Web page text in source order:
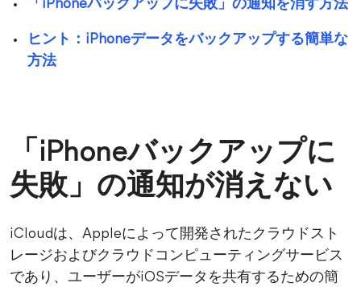
「iPhoneバックアップに失敗」の通知を消す方法
ヒント：iPhoneデータをバックアップする簡単な
方法
「iPhoneバックアップに
失敗」の通知が消えない
iCloudは、Appleによって開発されたクラウドスト
レージおよびクラウドコンピューティングサービス
であり、ユーザーがiOSデータを共有するための簡